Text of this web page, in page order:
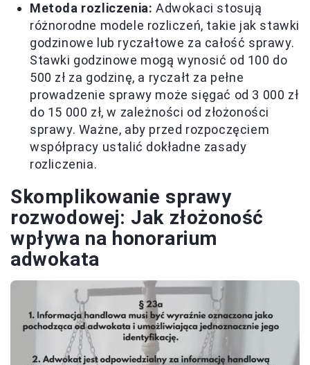
Metoda rozliczenia: Adwokaci stosują
różnorodne modele rozliczeń, takie jak stawki
godzinowe lub ryczałtowe za całość sprawy.
Stawki godzinowe mogą wynosić od 100 do
500 zł za godzinę, a ryczałt za pełne
prowadzenie sprawy może sięgać od 3 000 zł
do 15 000 zł, w zależności od złożoności
sprawy. Ważne, aby przed rozpoczęciem
współpracy ustalić dokładne zasady
rozliczenia.
Skomplikowanie sprawy
rozwodowej: Jak złożoność
wpływa na honorarium
adwokata